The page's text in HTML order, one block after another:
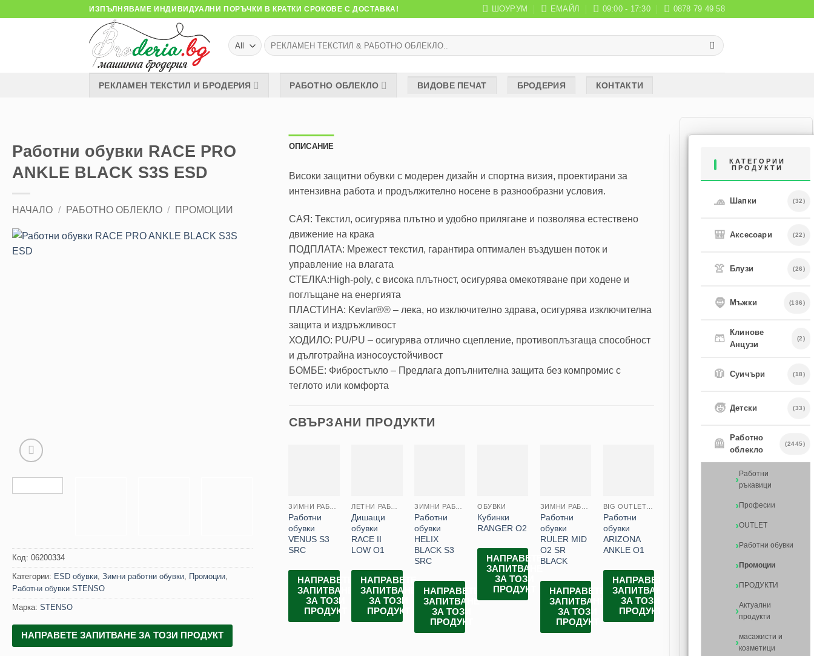
ИЗПЪЛНЯВАМЕ ИНДИВИДУАЛНИ ПОРЪЧКИ В КРАТКИ СРОКОВЕ С ДОСТАВКА! ШОУРУМ ЕМАЙЛ 09:00 - 17:30 0878 79 49 58
Търсене
за:
РЕКЛАМЕН ТЕКСТИЛ И БРОДЕРИЯ РАБОТНО ОБЛЕКЛО ВИДОВЕ ПЕЧАТ БРОДЕРИЯ КОНТАКТИ
Работни обувки RACE PRO
ANKLE BLACK S3S ESD
НАЧАЛО / РАБОТНО ОБЛЕКЛО / ПРОМОЦИИ
Код: 06200334
Категории: ESD обувки Зимни работни обувки Промоции
Работни обувки STENSO
Марка: STENSO
НАПРАВЕТЕ ЗАПИТВАНЕ ЗА ТОЗИ ПРОДУКТ
ОПИСАНИЕ
Високи защитни обувки с модерен дизайн и спортна визия, проектирани за
интензивна работа и продължително носене в разнообразни условия.
САЯ: Текстил, осигурява плътно и удобно прилягане и позволява естествено
движение на крака
ПОДПЛАТА: Мрежест текстил, гарантира оптимален въздушен поток и
управление на влагата
СТЕЛКА:High-poly, с висока плътност, осигурява омекотяване при ходене и
поглъщане на енергията
ПЛАСТИНА: Kevlar®® – лека, но изключително здрава, осигурява изключителна
защита и издръжливост
ХОДИЛО: PU/PU – осигурява отлично сцепление, противоплъзгаща способност
и дълготрайна износоустойчивост
БОМБЕ: Фибростъкло – Предлага допълнителна защита без компромис с
теглото или комфорта
СВЪРЗАНИ ПРОДУКТИ
Работни
обувки
VENUS S3
SRC
НАПРАВЕТЕ
ЗАПИТВАНЕ
ЗА ТОЗИ
ПРОДУКТ
Дишащи
обувки
RACE II
LOW O1
НАПРАВЕТЕ
ЗАПИТВАНЕ
ЗА ТОЗИ
ПРОДУКТ
Работни
обувки
HELIX
BLACK S3
SRC
НАПРАВЕТЕ
ЗАПИТВАНЕ
ЗА ТОЗИ
ПРОДУКТ
ОБУВКИ
Кубинки
RANGER O2
НАПРАВЕТЕ
ЗАПИТВАНЕ
ЗА ТОЗИ
ПРОДУКТ
Работни
обувки
RULER MID
O2 SR
BLACK
НАПРАВЕТЕ
ЗАПИТВАНЕ
ЗА ТОЗИ
ПРОДУКТ
Работни
обувки
ARIZONA
ANKLE O1
НАПРАВЕТЕ
ЗАПИТВАНЕ
ЗА ТОЗИ
ПРОДУКТ
ЗИМНИ РАБОТНИ ОБУВКИ
обувки
ANKLE S1
НАПРАВЕТЕ
ЗАПИТВАНЕ
ПРОДУКТ
КАТЕГОРИИ
ПРОДУКТИ
🧢 Шапки (32)
🎒 Аксесоари (22)
👚 Блузи (26)
🧔 Мъжки (136)
🩳
Клинове
Анцузи
(2)
🧥 Суичъри (18)
🧒 Детски (33)
🦺
Работно
облекло
(2445)
Работни
ръкавици
Професии
OUTLET
Работни обувки
Промоции
ПРОДУКТИ
Актуални
продукти
масажисти и
козметици